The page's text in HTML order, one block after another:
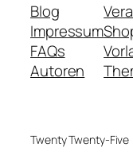
Blog
Impressum
FAQs
Autoren
Twenty Twenty-Five